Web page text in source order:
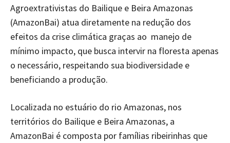
Agroextrativistas do Bailique e Beira Amazonas
(AmazonBai) atua diretamente na redução dos
efeitos da crise climática graças ao manejo de
mínimo impacto, que busca intervir na floresta apenas
o necessário, respeitando sua biodiversidade e
beneficiando a produção.
Localizada no estuário do rio Amazonas, nos
territórios do Bailique e Beira Amazonas, a
AmazonBai é composta por famílias ribeirinhas que